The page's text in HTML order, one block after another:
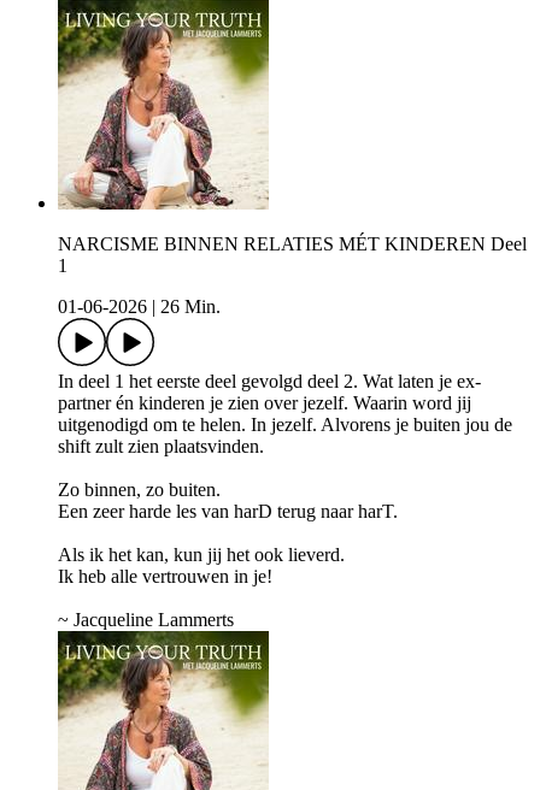
NARCISME BINNEN RELATIES MÉT KINDEREN Deel
1
01-06-2026
26 Min.
In deel 1 het eerste deel gevolgd deel 2. Wat laten je ex-
partner én kinderen je zien over jezelf. Waarin word jij
uitgenodigd om te helen. In jezelf. Alvorens je buiten jou de
shift zult zien plaatsvinden.
Zo binnen, zo buiten.
Een zeer harde les van harD terug naar harT.
Als ik het kan, kun jij het ook lieverd.
Ik heb alle vertrouwen in je!
~ Jacqueline Lammerts